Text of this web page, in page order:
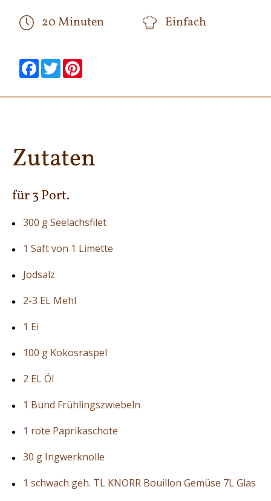
20 Minuten Einfach
null
Facebook
null null
Twitter
null null
null
Zutaten
für 3 Port.
300 g Seelachsfilet
1 Saft von 1 Limette
Jodsalz
2-3 EL Mehl
1 Ei
100 g Kokosraspel
2 EL Öl
1 Bund Frühlingszwiebeln
1 rote Paprikaschote
30 g Ingwerknolle
1 schwach geh. TL KNORR Bouillon Gemüse 7L Glas